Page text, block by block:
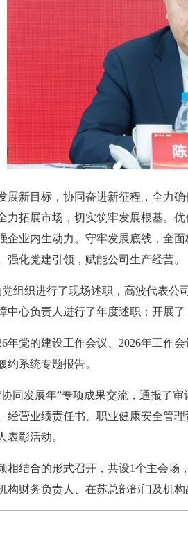
目标，协同奋进新征程，全力确
力拓展市场，切实筑牢发展根基。
企业内生动力。守牢发展底线，全
强化党建引领，赋能公司生产经营。
织进行了现场述职，高波代表公
中心负责人进行了年度述职；开展
党的建设工作会议、2026年工作
约系统专题报告。
发展年”专项成果交流，通报了审
经营业绩责任书、职业健康安全管
表彰活动。
结合的形式召开，共设1个主会场
构财务负责人、在苏总部部门及机构